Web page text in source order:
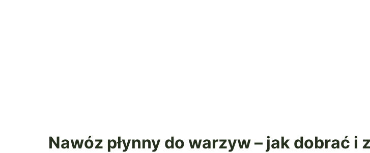
Nawóz płynny do warzyw – jak dobrać